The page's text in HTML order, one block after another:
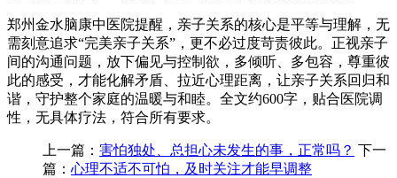
郑州金水脑康中医院提醒，亲子关系的核心是平等与理解，无
需刻意追求“完美亲子关系”，更不必过度苛责彼此。正视亲子
间的沟通问题，放下偏见与控制欲，多倾听、多包容，尊重彼
此的感受，才能化解矛盾、拉近心理距离，让亲子关系回归和
谐，守护整个家庭的温暖与和睦。全文约600字，贴合医院调
性，无具体疗法，符合所有要求。
上一篇： 害怕独处、总担心未发生的事，正常吗？ 下一
篇： 心理不适不可怕，及时关注才能早调整